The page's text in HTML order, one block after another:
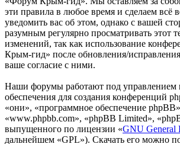
эти правила в любое время и сделаем всё
уведомить вас об этом, однако с вашей
разумным регулярно просматривать этот
изменений, так как использование
Крым-гид» после обновления/
ваше согласие с ними.
Наши форумы работают под управлением
обеспечения для создания конференций
«они», «программное обеспечение
«www.phpbb.com», «phpBB Limited»,
выпущенного по лицензии «GNU General
дальнейшем «GPL»). Скачать его можно